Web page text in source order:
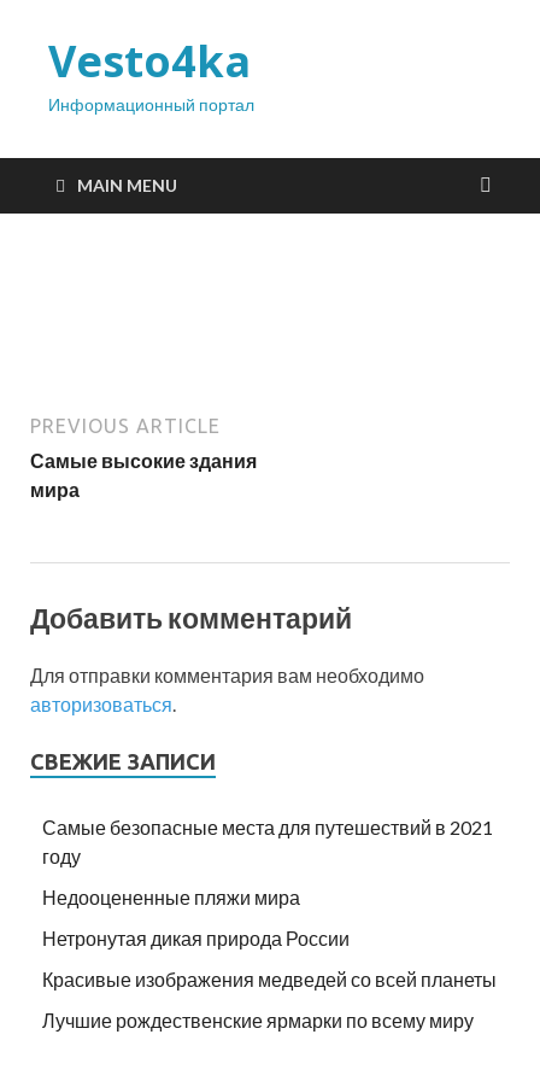
Vesto4ka
Информационный портал
MAIN MENU
PREVIOUS ARTICLE
Самые высокие здания
мира
Добавить комментарий
Для отправки комментария вам необходимо
авторизоваться
СВЕЖИЕ ЗАПИСИ
Самые безопасные места для путешествий в 2021
году
Недооцененные пляжи мира
Нетронутая дикая природа России
Красивые изображения медведей со всей планеты
Лучшие рождественские ярмарки по всему миру